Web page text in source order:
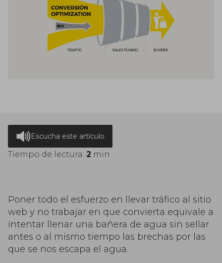
Escucha este artículo
Tiempo de lectura: 2 min
Poner todo el esfuerzo en llevar tráfico al sitio
web y no trabajar en que convierta equivale a
intentar llenar una bañera de agua sin sellar
antes o al mismo tiempo las brechas por las
que se nos escapa el agua.